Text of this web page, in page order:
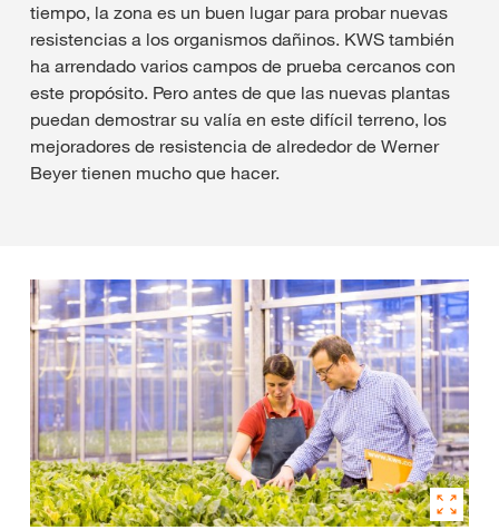
tiempo, la zona es un buen lugar para probar nuevas
resistencias a los organismos dañinos. KWS también
ha arrendado varios campos de prueba cercanos con
este propósito. Pero antes de que las nuevas plantas
puedan demostrar su valía en este difícil terreno, los
mejoradores de resistencia de alrededor de Werner
Beyer tienen mucho que hacer.